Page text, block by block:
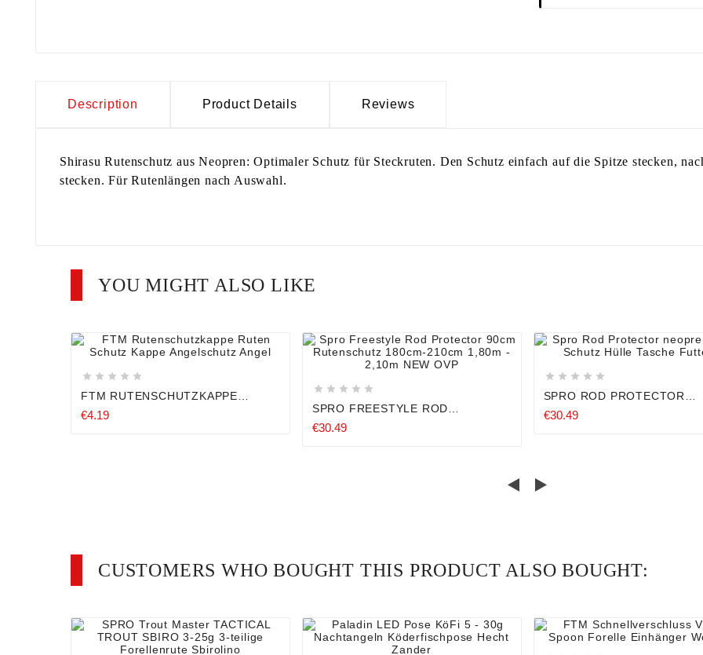
Description Product Details Reviews
Shirasu Rutenschutz aus Neopren: Optimaler Schutz für Steckruten. Den Schutz einfach auf die Spitze stecken,
stecken. Für Rutenlängen nach Auswahl.
YOU MIGHT ALSO LIKE
   
    
FTM RUTENSCHUTZKAPPE
ANGELSCHUTZ ANGEL
€4.19
   
    
SPRO FREESTYLE ROD
RUTENSCHUTZ 180CM-210CM
€30.49
  
    
SPRO ROD PROTECTOR
TASCHE FUTTERAL
€30.49
CUSTOMERS WHO BOUGHT THIS PRODUCT ALSO BOUGHT:
       
   